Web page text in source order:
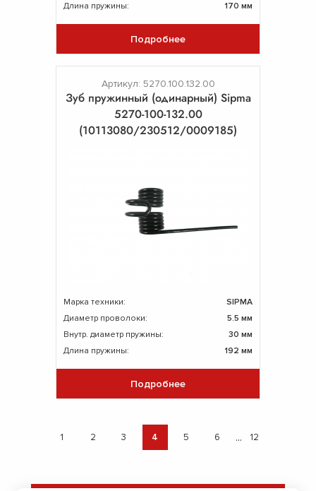
Длина пружины:
170 мм
Подробнее
Артикул: 5270.100.132.00
Зуб пружинный (одинарный) Sipma
5270-100-132.00
(10113080/230512/0009185)
Марка техники:
SIPMA
Диаметр проволоки:
5.5 мм
Внутр. диаметр пружины:
30 мм
Длина пружины:
192 мм
Подробнее
1 2 3 4 5 6 ... 12